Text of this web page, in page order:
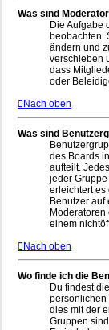
Was sind
Die Aufgabe
beobachten.
ändern und
verschieben
dass
oder
Nach oben
Was sind
des Boards
aufteilt.
jeder
erleichtert es
Benutzer
einem
Nach oben
Wo finde ich die
Du findest
persönlichen
dies mit der
Gruppen